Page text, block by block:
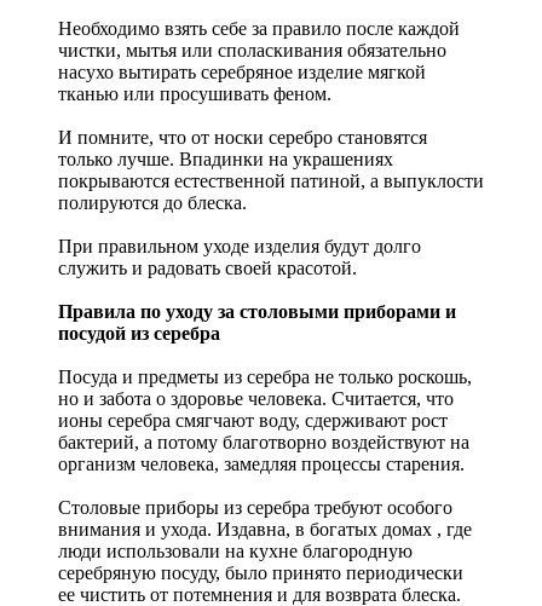
Необходимо взять себе за правило после каждой
чистки, мытья или споласкивания обязательно
насухо вытирать серебряное изделие мягкой
тканью или просушивать феном.
И помните, что от носки серебро становятся
только лучше. Впадинки на украшениях
покрываются естественной патиной, а выпуклости
полируются до блеска.
При правильном уходе изделия будут долго
служить и радовать своей красотой.
Правила по уходу за столовыми приборами и
посудой из серебра
Посуда и предметы из серебра не только роскошь,
но и забота о здоровье человека. Считается, что
ионы серебра смягчают воду, сдерживают рост
бактерий, а потому благотворно воздействуют на
организм человека, замедляя процессы старения.
Столовые приборы из серебра требуют особого
внимания и ухода. Издавна, в богатых домах , где
люди использовали на кухне благородную
серебряную посуду, было принято периодически
ее чистить от потемнения и для возврата блеска.